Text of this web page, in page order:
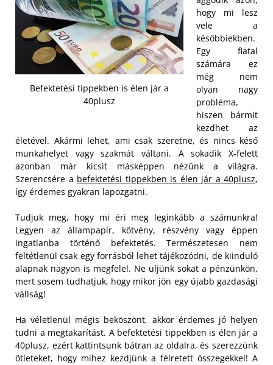
Befektetési tippekben is élen jár a
40plusz
hogy mi lesz
vele a
későbbiekben.
Egy fiatal
számára ez
még nem
olyan nagy
probléma,
hiszen bármit
kezdhet az
életével. Akármi lehet, ami csak szeretne, és nincs késő
munkahelyet vagy szakmát váltani. A sokadik X-felett
azonban már kicsit másképpen nézünk a világra.
Szerencsére a befektetési tippekben is élen jár a 40plusz,
így érdemes gyakran lapozgatni.
Tudjuk meg, hogy mi éri meg leginkább a számunkra!
Legyen az állampapír, kötvény, részvény vagy éppen
ingatlanba történő befektetés. Természetesen nem
feltétlenül csak egy forrásból lehet tájékozódni, de kiinduló
alapnak nagyon is megfelel. Ne üljünk sokat a pénzünkön,
mert sosem tudhatjuk, hogy mikor jön egy újabb gazdasági
vállság!
Ha véletlenül mégis beköszönt, akkor érdemes jó helyen
tudni a megtakarítást. A befektetési tippekben is élen jár a
40plusz, ezért kattintsunk bátran az oldalra, és szerezzünk
ötleteket, hogy mihez kezdjünk a félretett összegekkel! A